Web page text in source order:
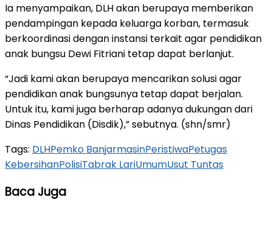
Ia menyampaikan, DLH akan berupaya memberikan
pendampingan kepada keluarga korban, termasuk
berkoordinasi dengan instansi terkait agar pendidikan
anak bungsu Dewi Fitriani tetap dapat berlanjut.
“Jadi kami akan berupaya mencarikan solusi agar
pendidikan anak bungsunya tetap dapat berjalan.
Untuk itu, kami juga berharap adanya dukungan dari
Dinas Pendidikan (Disdik),” sebutnya. (shn/smr)
Tags: DLHPemko BanjarmasinPeristiwaPetugas
KebersihanPolisiTabrak LariUmumUsut Tuntas
Baca Juga